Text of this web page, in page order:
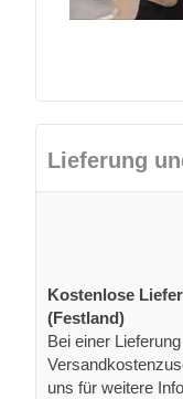
Lieferung
Kostenlose
(Festland)
Bei einer
uns für weitere